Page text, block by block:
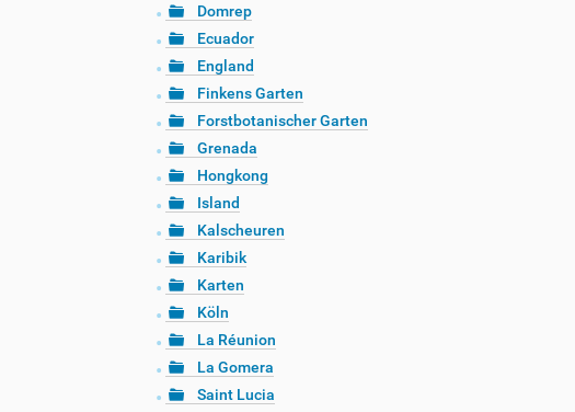
Domrep
Ecuador
England
Finkens Garten
Forstbotanischer Garten
Grenada
Hongkong
Island
Kalscheuren
Karibik
Karten
Köln
La Réunion
La Gomera
Saint Lucia